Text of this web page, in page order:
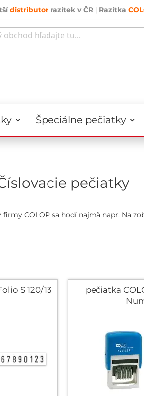
distributor razítek v ČR | Razítka
Špeciálne pečiatky
pečiatky
COLOP sa hodí najmä napr. Na
S 120/13
pečiatka